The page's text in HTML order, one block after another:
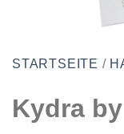
STARTSEITE /
Kydra